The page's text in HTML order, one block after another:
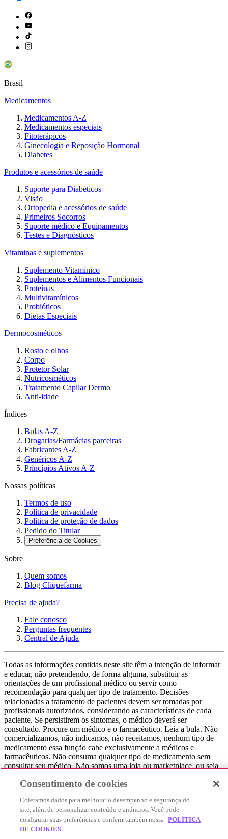
Brasil
Medicamentos
Medicamentos A-Z
Medicamentos especiais
Fitoterápicos
Ginecologia e Reposição Hormonal
Diabetes
Produtos e acessórios de saúde
Suporte para Diabéticos
Visão
Ortopedia e acessórios de saúde
Primeiros Socorros
Suporte médico e Equipamentos
Testes e Diagnósticos
Vitaminas e suplementos
Suplemento Vitamínico
Suplementos e Alimentos Funcionais
Proteínas
Multivitamínicos
Probióticos
Dietas Especiais
Dermocosméticos
Rosto e olhos
Corpo
Protetor Solar
Nutricosméticos
Tratamento Capilar Dermo
Anti-idade
Índices
Bulas A-Z
Drogarias/Farmácias parceiras
Fabricantes A-Z
Genéricos A-Z
Princípios Ativos A-Z
Nossas políticas
Termos de uso
Política de privacidade
Política de proteção de dados
Pedido do Titular
Preferência de Cookies
Sobre
Quem somos
Blog Cliquefarma
Precisa de ajuda?
Fale conosco
Perguntas frequentes
Central de Ajuda
Todas as informações contidas neste site têm a intenção de informar
e educar, não pretendendo, de forma alguma, substituir as
orientações de um profissional médico ou servir como
recomendação para qualquer tipo de tratamento. Decisões
relacionadas a tratamento de pacientes devem ser tomadas por
profissionais autorizados, considerando as características de cada
paciente. Se persistirem os sintomas, o médico deverá ser
consultado. Procure um médico e o farmacêutico. Leia a bula. Não
comercializamos, não indicamos, não receitamos, nenhum tipo de
medicamento essa função cabe exclusivamente a médicos e
farmacêuticos. Não consuma qualquer tipo de medicamento sem
consultar seu médico. Não somos uma loja ou marketplace, ou seja,
que você encontre o preço mais barato, comparando os preços de
experiência seja bem-sucedida, mas a finalização da compra
acontece nos sites das nossas lojas parceiras.
© 2025 Afya Participações S.A. - todos os direitos reservados.
Consentimento de cookies
Coletamos dados para melhorar o desempenho e segurança do
site, além de personalizar conteúdo e anúncios. Você pode
configurar suas preferências e conferir também nossa POLÍTICA
DE COOKIES